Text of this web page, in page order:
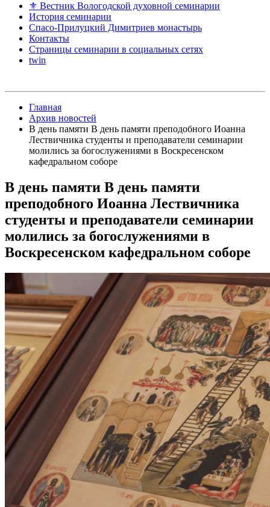
⚜ Вестник Вологодской духовной семинарии
История семинарии
Спасо-Прилуцкий Димитриев монастырь
Контакты
Страницы семинарии в социальных сетях
twin
Главная
Архив новостей
В день памяти В день памяти преподобного Иоанна
Лествичника студенты и преподаватели семинарии
молились за богослужениями в Воскресенском
кафедральном соборе
В день памяти В день памяти
преподобного Иоанна Лествичника
студенты и преподаватели семинарии
молились за богослужениями в
Воскресенском кафедральном соборе